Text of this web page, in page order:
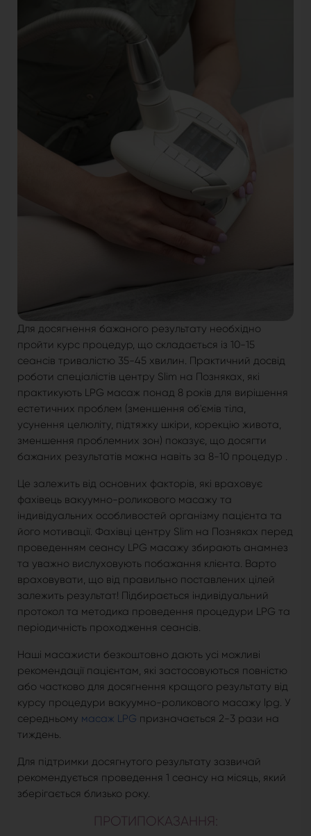
Для досягнення бажаного результату необхідно
пройти курс процедур, що складається із 10-15
сеансів тривалістю 35-45 хвилин. Практичний досвід
роботи спеціалістів центру Slim на Позняках, які
практикують LPG масаж понад 8 років для вирішення
естетичних проблем (зменшення об'ємів тіла,
усунення целюліту, підтяжку шкіри, корекцію живота,
зменшення проблемних зон) показує, що досягти
бажаних результатів можна навіть за 8-10 процедур .
Це залежить від основних факторів, які враховує
фахівець вакуумно-роликового масажу та
індивідуальних особливостей організму пацієнта та
його мотивації. Фахівці центру Slim на Позняках перед
проведенням сеансу LPG масажу збирають анамнез
та уважно вислуховують побажання клієнта. Варто
враховувати, що від правильно поставлених цілей
залежить результат! Підбирається індивідуальний
протокол та методика проведення процедури LPG та
періодичність проходження сеансів.
Наші масажисти безкоштовно дають усі можливі
рекомендації пацієнтам, які застосовуються повністю
або частково для досягнення кращого результату від
курсу процедури вакуумно-роликового масажу lpg. У
середньому масаж LPG призначається 2-3 рази на
тиждень.
Для підтримки досягнутого результату зазвичай
рекомендується проведення 1 сеансу на місяць, який
зберігається близько року.
ПРОТИПОКАЗАННЯ: